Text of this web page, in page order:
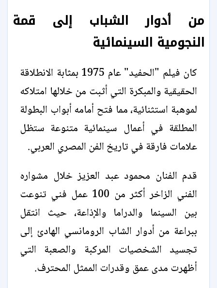
من أدوار الشباب إلى قمة
النجومية السينمائية
كان فيلم "الحفيد" عام 1975 بمثابة الانطلاقة
الحقيقية والمبكرة التي أثبت من خلالها امتلاكه
لموهبة استثنائية، مما فتح أمامه أبواب البطولة
المطلقة في أعمال سينمائية متنوعة ستظل
علامات فارقة في تاريخ الفن المصري العربي.
قدم الفنان محمود عبد العزيز خلال مشواره
الفني الزاخر أكثر من 100 عمل فني تنوعت
بين السينما والدراما والإذاعة، حيث انتقل
ببراعة من أدوار الشاب الرومانسي الهادئ إلى
تجسيد الشخصيات المركبة والصعبة التي
أظهرت مدى عمق وقدرات الممثل المحترف.